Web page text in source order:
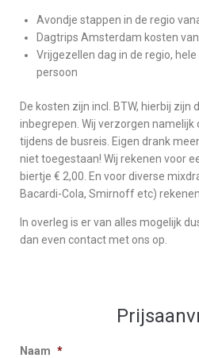
Avondje stappen in de regio
Dagtrips Amsterdam kosten
Vrijgezellen dag in de regio,
persoon
De kosten zijn incl. BTW, hierbij
inbegrepen. Wij verzorgen namelijk
tijdens de busreis. Eigen drank
niet toegestaan! Wij rekenen voor
biertje € 2,00. En voor diverse
Bacardi-Cola, Smirnoff etc) rekenen
In overleg is er van alles mogelijk
dan even contact met ons op.
Naam *